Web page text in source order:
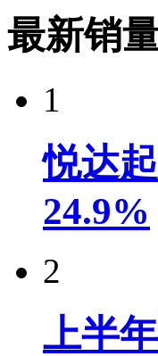
最新销
1
悦达
24.9%
2
上半